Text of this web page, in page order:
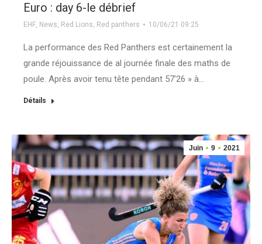
Euro : day 6-le débrief
EHF, News, Red Lions, Red panthers 10/06/21 09:25
La performance des Red Panthers est certainement la
grande réjouissance de al journée finale des maths de
poule. Après avoir tenu tête pendant 57’26 » à…
Détails
Juin 9 2021